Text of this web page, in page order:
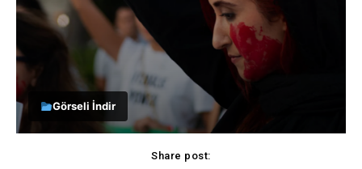
Görseli İndir
Share post: